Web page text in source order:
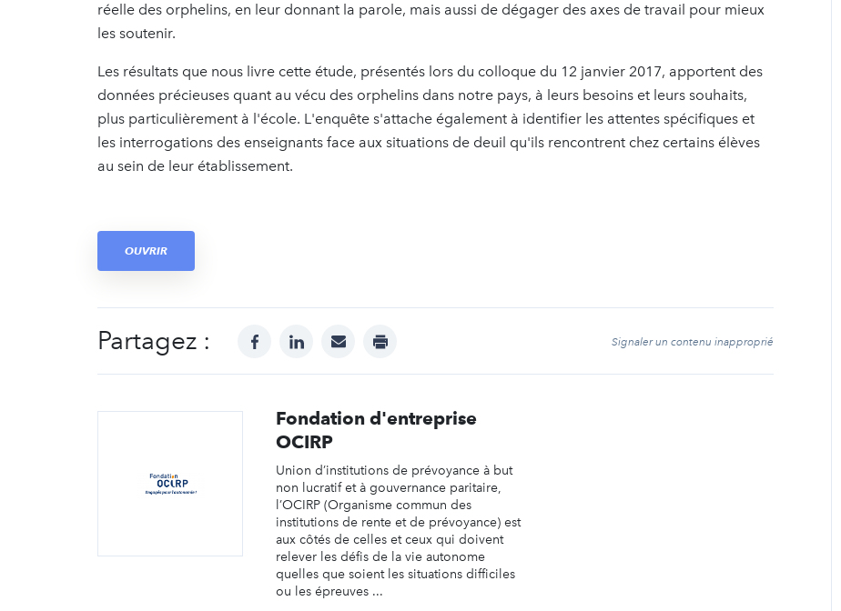
réelle des orphelins, en leur donnant la parole, mais aussi de dégager des axes de travail pour mieux
les soutenir.
Les résultats que nous livre cette étude, présentés lors du colloque du 12 janvier 2017, apportent des
données précieuses quant au vécu des orphelins dans notre pays, à leurs besoins et leurs souhaits,
plus particulièrement à l'école. L'enquête s'attache également à identifier les attentes spécifiques et
les interrogations des enseignants face aux situations de deuil qu'ils rencontrent chez certains élèves
au sein de leur établissement.
OUVRIR
Partagez : facebooklinkedinmail print Signaler un contenu inapproprié
Fondation d'entreprise
OCIRP
Union d’institutions de prévoyance à but
non lucratif et à gouvernance paritaire,
l’OCIRP (Organisme commun des
institutions de rente et de prévoyance) est
aux côtés de celles et ceux qui doivent
relever les défis de la vie autonome
quelles que soient les situations difficiles
ou les épreuves ...